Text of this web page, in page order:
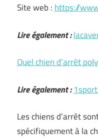
Site web : https://
Lire également :
Quel chien d’arrêt
Lire également :
Les chiens d’arrêt
spécifiquement à la